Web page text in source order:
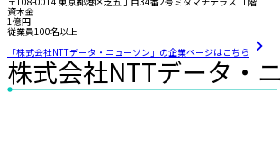
資本金
1億円
従業員100名以上
「株式会社NTTデータ・ニューソン」の企業ページはこちら
株式会社NTTデータ・